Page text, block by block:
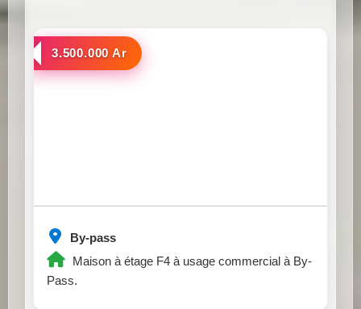
By-pass
Maison à étage F4 à usage commercial à By-
Pass.
a louer
3.500.000 Ar